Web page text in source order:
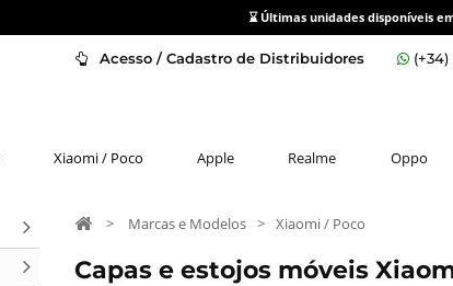
⌛ Últimas unidades disponíveis
Acesso / Cadastro de Distribuidores (+34)
Xiaomi / Poco Apple Realme Oppo
> Marcas e Modelos > Xiaomi / Poco
Capas e estojos móveis